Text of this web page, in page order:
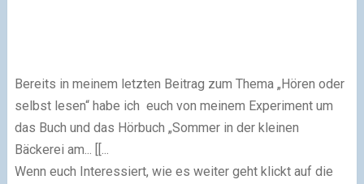
Bereits in meinem letzten Beitrag zum Thema „Hören oder
selbst lesen“ habe ich euch von meinem Experiment um
das Buch und das Hörbuch „Sommer in der kleinen
Bäckerei am... [[...
Wenn euch Interessiert, wie es weiter geht klickt auf die